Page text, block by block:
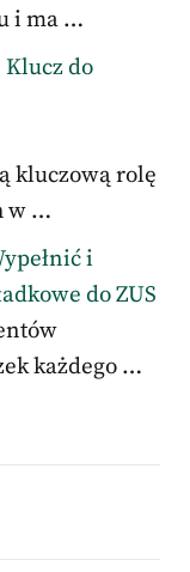
i ma …
do
kluczową rolę
w …
i
do ZUS
każdego …